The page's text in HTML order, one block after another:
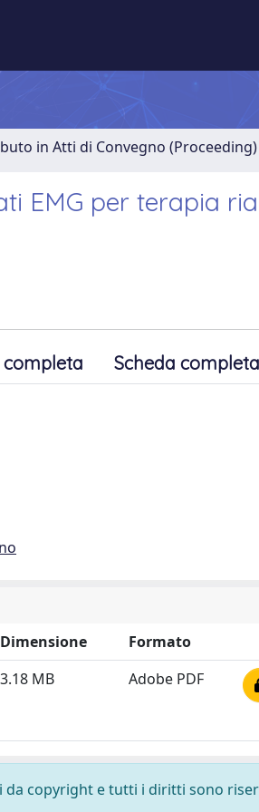
in Atti di Convegno (Proceeding)
EMG per terapia
completa Scheda
Dimensione
Formato
3.18 MB Adobe PDF
copyright e tutti i diritti sono